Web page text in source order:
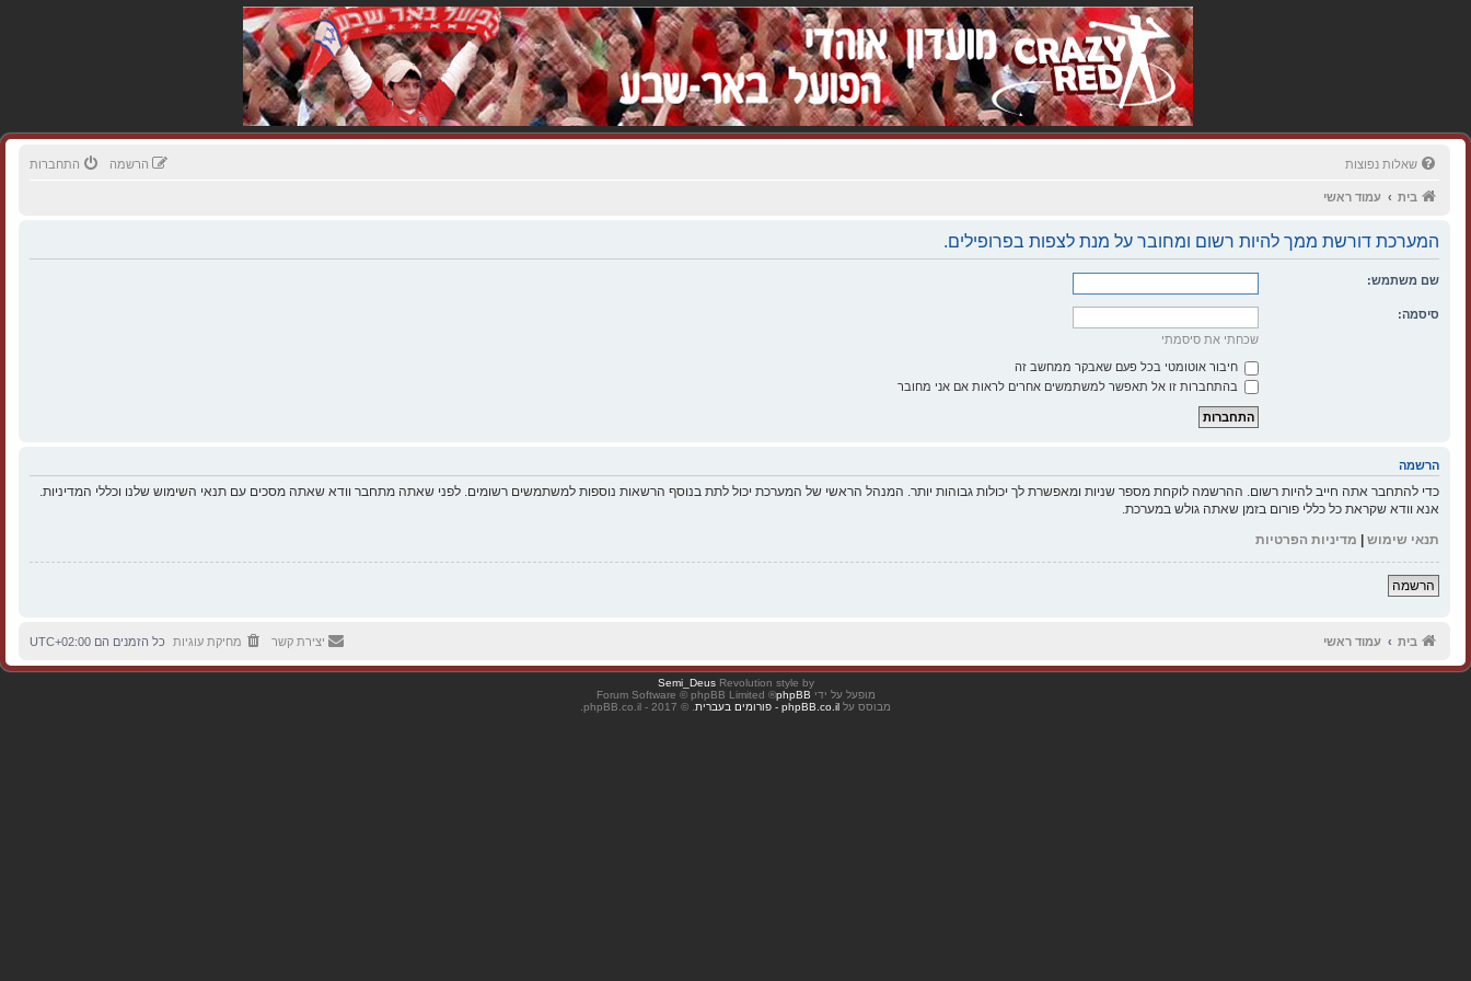
שאלות נפוצות התחברות הרשמה
בית עמוד ראשי
המערכת דורשת ממך להיות רשום ומחובר על מנת לצפות בפרופילים.
שם משתמש:
סיסמה:
שכחתי את סיסמתי
חיבור אוטומטי בכל פעם שאבקר ממחשב זה
בהתחברות זו אל תאפשר למשתמשים אחרים לראות אם אני מחובר
הרשמה
כדי להתחבר אתה חייב להיות רשום. ההרשמה לוקחת מספר שניות ומאפשרת לך יכולות גבוהות יותר. המנהל הראשי של המערכת יכול לתת בנוסף הרשאות נוספות למשתמשים רשומים. לפני שאתה מתחבר וודא שאתה מסכים עם תנאי השימוש שלנו וכללי המדיניות.
אנא וודא שקראת כל כללי פורום בזמן שאתה גולש במערכת.
תנאי שימוש | מדיניות הפרטיות
הרשמה
בית עמוד ראשי כל הזמנים הם UTC+02:00 מחיקת עוגיות יצירת קשר
Revolution style by
Semi_Deus
מופעל על ידי phpBB
® Forum Software © phpBB Limited
מבוסס על phpBB.co.il - פורומים בעברית . © 2017 - phpBB.co.il.